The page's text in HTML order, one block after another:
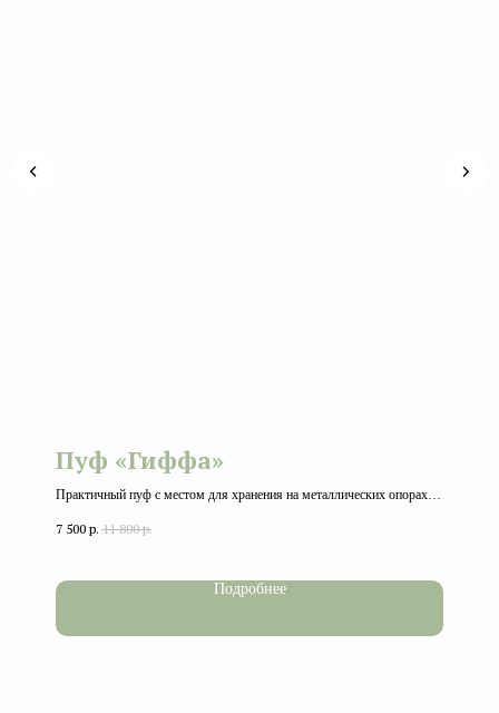
Пуф «Гиффа»
Практичный пуф с местом для хранения на металлических опорах.
7 500 р. 11 800 р.
Подробнее